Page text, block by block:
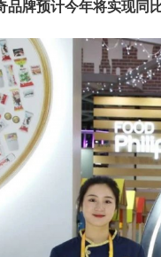
品牌预计今年将实现同